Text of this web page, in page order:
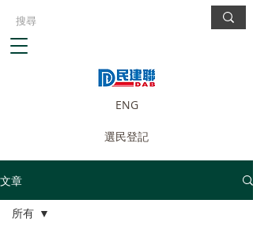
ENG
選民登記
文章
所有